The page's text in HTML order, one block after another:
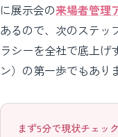
に展示会の来場者管理
あるので、次のステッ
ラシーを全社で底上げ
ン）の第一歩でもあり
まず5分で現状チェック